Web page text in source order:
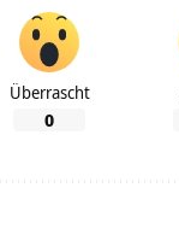
Überrascht
0